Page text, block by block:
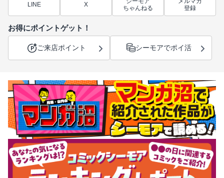
LINE X
ちゃんねる
登録
お得にポイントゲット！
ご来店ポイント シーモアでポイ活